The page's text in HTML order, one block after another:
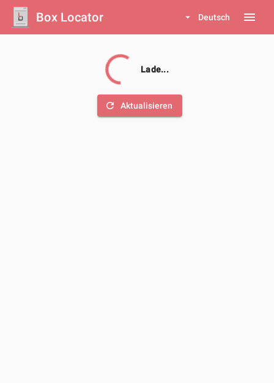
Box Locator arrow_drop_down Deutsch menu
Lade...
refresh Aktualisieren